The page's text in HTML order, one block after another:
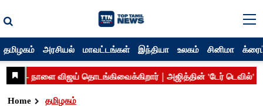
தமிழகம் அரசியல் மாவட்டங்கள் இந்தியா உலகம் சினிமா
Home தமிழகம்